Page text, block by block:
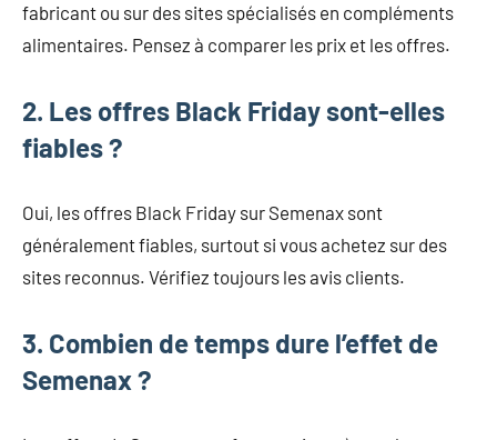
fabricant ou sur des sites spécialisés en compléments
alimentaires. Pensez à comparer les prix et les offres.
2. Les offres Black Friday sont-elles
fiables ?
Oui, les offres Black Friday sur Semenax sont
généralement fiables, surtout si vous achetez sur des
sites reconnus. Vérifiez toujours les avis clients.
3. Combien de temps dure l’effet de
Semenax ?